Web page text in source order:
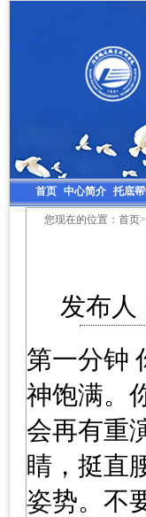
首页 中心简介 托底
您现在的位置：首页
发布
第一分钟
神饱满。
会再有重
睛，挺直
姿势。不